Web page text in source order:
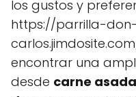
los gustos y
https://parrilla-don-
encontrar una
desde carne asada